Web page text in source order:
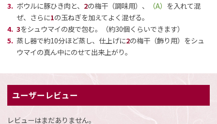
ボウルに豚ひき肉と、 2の梅干（調味用）、 （A） を入れて混
ぜ、さらに1の玉ねぎを加えてよく混ぜる。
3をシュウマイの皮で包む。（約30個くらいできます）
蒸し器で約10分ほど蒸し、仕上げに2の梅干（飾り用）をシュ
ウマイの真ん中にのせて出来上がり。
ユーザーレビュー
レビューはまだありません。